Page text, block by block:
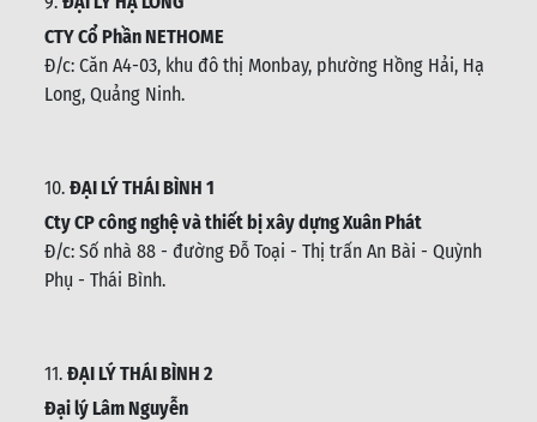
CTY Cổ Phần NETHOME
Đ/c: Căn A4-03, khu đô thị Monbay, phường Hồng Hải, Hạ
Long, Quảng Ninh.
10. ĐẠI LÝ THÁI BÌNH 1
Cty CP công nghệ và thiết bị xây dựng Xuân Phát
Đ/c: Số nhà 88 - đường Đỗ Toại - Thị trấn An Bài - Quỳnh
Phụ - Thái Bình.
11. ĐẠI LÝ THÁI BÌNH 2
Đại lý Lâm Nguyễn